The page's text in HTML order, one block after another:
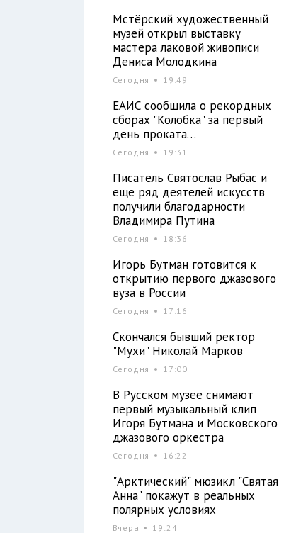
Мстёрский художественный
музей открыл выставку
мастера лаковой живописи
Дениса Молодкина
Сегодня 19:49
ЕАИС сообщила о рекордных
сборах "Колобка" за первый
день проката…
Сегодня 19:31
Писатель Святослав Рыбас и
еще ряд деятелей искусств
получили благодарности
Владимира Путина
Сегодня 18:36
Игорь Бутман готовится к
открытию первого джазового
вуза в России
Сегодня 17:16
Скончался бывший ректор
"Мухи" Николай Марков
Сегодня 17:00
В Русском музее снимают
первый музыкальный клип
Игоря Бутмана и Московского
джазового оркестра
Сегодня 16:22
"Арктический" мюзикл "Святая
Анна" покажут в реальных
полярных условиях
Вчера 19:24